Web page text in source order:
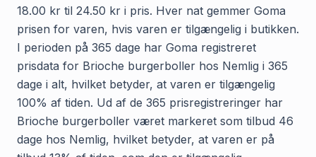
18.00 kr til 24.50 kr i pris. Hver nat gemmer Goma
prisen for varen, hvis varen er tilgængelig i butikken.
I perioden på 365 dage har Goma registreret
prisdata for Brioche burgerboller hos Nemlig i 365
dage i alt, hvilket betyder, at varen er tilgængelig
100% af tiden. Ud af de 365 prisregistreringer har
Brioche burgerboller været markeret som tilbud 46
dage hos Nemlig, hvilket betyder, at varen er på